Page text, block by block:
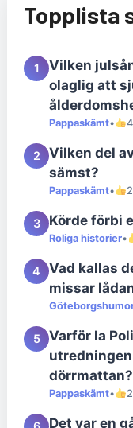
Topplista
1
Vilken
olaglig att
Pappaskämt•
2
Vilken del
sämst?
Pappaskämt•
3 Körde förbi
Roliga historier•
4
Vad kallas
missar
5
Varför la
dörrmattan?
Pappaskämt•
Det var en